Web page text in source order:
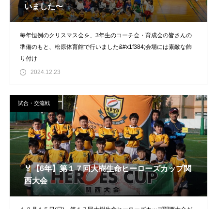
いました〜
毎年恒例のクリスマス会を、3年生のコーチ会・育成会の皆さんの
準備のもと、松原体育館で行いました&#x1f384;会場には素敵な飾
り付け
2024.12.23
試合・交流戦
🏅【6年】第１７回大樹生命ヒーローズカップ関
西大会